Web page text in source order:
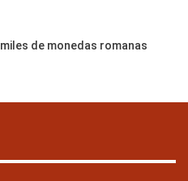
de monedas romanas